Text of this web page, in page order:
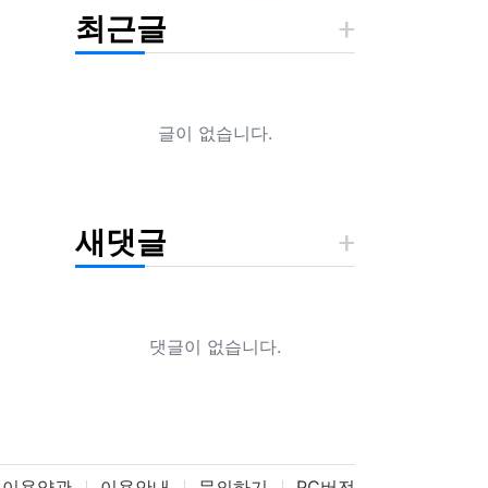
최근글
글이 없습니다.
새댓글
댓글이 없습니다.